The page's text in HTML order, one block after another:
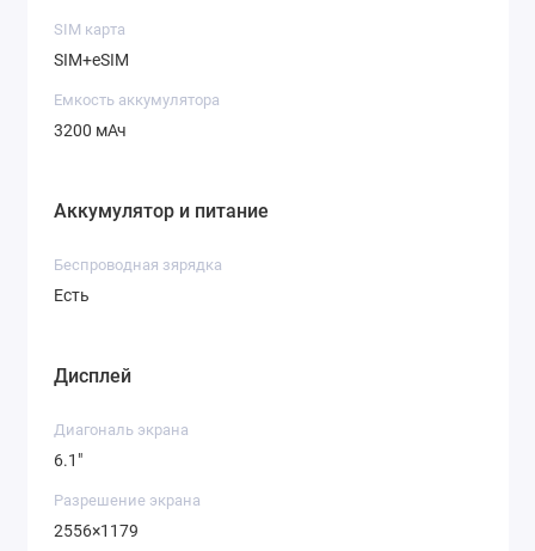
SIM карта
SIM+eSIM
Емкость аккумулятора
3200 мАч
Аккумулятор и питание
Беспроводная зярядка
Есть
Дисплей
Диагональ экрана
6.1"
Разрешение экрана
2556×1179